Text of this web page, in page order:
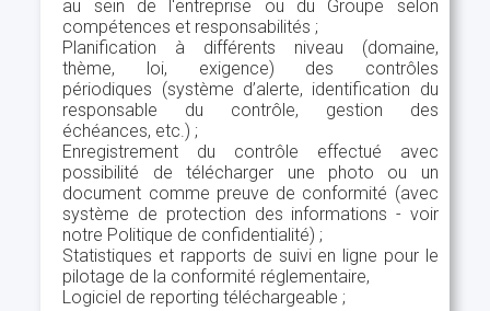
au sein de l'entreprise ou du Groupe selon
compétences et responsabilités ;
Planification à différents niveau (domaine,
thème, loi, exigence) des contrôles
périodiques (système d’alerte, identification du
responsable du contrôle, gestion des
échéances, etc.) ;
Enregistrement du contrôle effectué avec
possibilité de télécharger une photo ou un
document comme preuve de conformité (avec
système de protection des informations - voir
notre Politique de confidentialité) ;
Statistiques et rapports de suivi en ligne pour le
pilotage de la conformité réglementaire,
Logiciel de reporting téléchargeable ;